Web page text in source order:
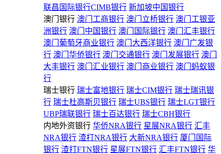
联昌国际银行CIMB银行 新加坡中国银行
澳门银行 澳门工商银行 澳门立桥银行 澳门工银亚
洲银行 澳门中国银行 澳门国际银行 澳门汇丰银行
澳门葡萄牙商业银行 澳门大西洋银行 澳门广发银
行 澳门华侨银行 澳门交通银行 澳门发展银行 澳门
大丰银行 澳门汇业银行 澳门商业银行 澳门蚂蚁银
行
瑞士银行 瑞士富地银行 瑞士CIM银行 瑞士瑞讯银
行 瑞士杜高斯贝银行 瑞士UBS银行 瑞士LGT银行
UBP瑞联银行 瑞士百达银行 瑞士CBH银行
内地外资银行 华侨NRA银行 星展NRA银行 汇丰
NRA银行 渣打NRA银行 大新NRA银行 厦门国际
银行 渣打FTN银行 星展FTN银行 汇丰FTN银行 华